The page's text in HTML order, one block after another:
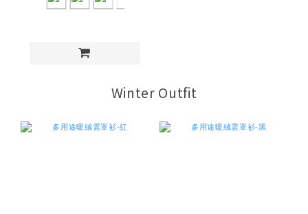
Winter Outfit